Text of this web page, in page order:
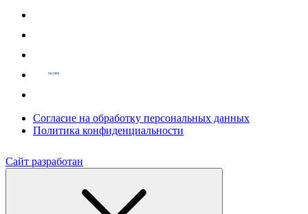
Согласие на обработку персональных данных
Политика конфиденциальности
Сайт разработан